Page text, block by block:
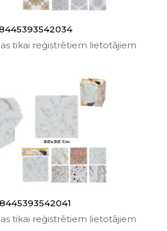
tikai reģistrētiem lietotājiem
8445393542041
tikai reģistrētiem lietotājiem